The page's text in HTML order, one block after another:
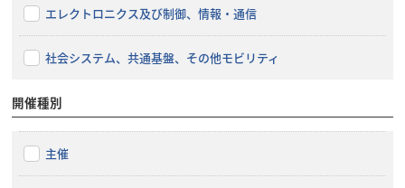
エレクトロニクス及び制御、情報・通信
社会システム、共通基盤、その他モビリティ
開催種別
主催